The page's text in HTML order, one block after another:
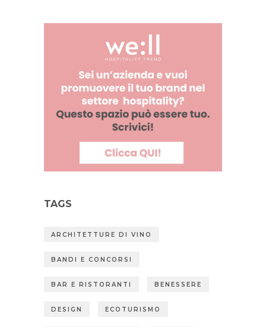
TAGS
ARCHITETTURE DI VINO
BANDI E CONCORSI
BAR E RISTORANTI BENESSERE
DESIGN ECOTURISMO